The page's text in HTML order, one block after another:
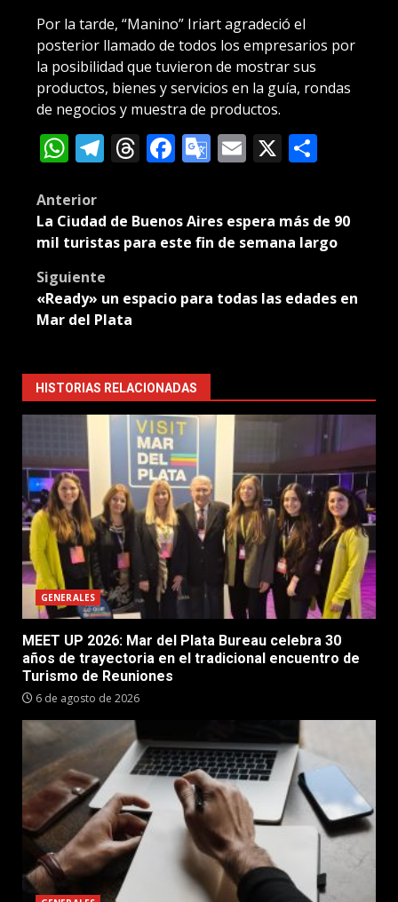
Por la tarde, “Manino” Iriart agradeció el
posterior llamado de todos los empresarios por
la posibilidad que tuvieron de mostrar sus
productos, bienes y servicios en la guía, rondas
de negocios y muestra de productos.
WhatsApp
Telegram
Threads
Facebook
Google
Email
X
Post
navigation
Anterior
La Ciudad de Buenos Aires espera más de 90
mil turistas para este fin de semana largo
Siguiente
«Ready» un espacio para todas las edades en
Mar del Plata
HISTORIAS RELACIONADAS
GENERALES
MEET UP 2026: Mar del Plata Bureau celebra 30
años de trayectoria en el tradicional encuentro de
Turismo de Reuniones
6 de agosto de 2026